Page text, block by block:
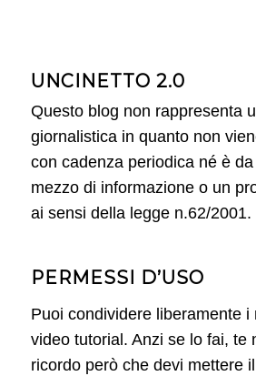
UNCINETTO 2.0
Questo blog non rappresenta
giornalistica in quanto non
con cadenza periodica né è
mezzo di informazione o un
ai sensi della legge n.62/2001.
PERMESSI D’USO
Puoi condividere liberamente i
video tutorial. Anzi se lo fai, te
ricordo però che devi mettere